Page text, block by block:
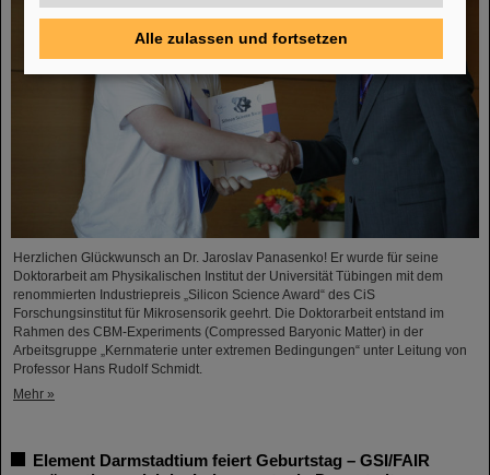
Herzlichen Glückwunsch an Dr. Jaroslav Panasenko! Er wurde für seine
Doktorarbeit am Physikalischen Institut der Universität Tübingen mit dem
renommierten Industriepreis „Silicon Science Award“ des CiS
Forschungsinstitut für Mikrosensorik geehrt. Die Doktorarbeit entstand im
Rahmen des CBM-Experiments (Compressed Baryonic Matter) in der
Arbeitsgruppe „Kernmaterie unter extremen Bedingungen“ unter Leitung von
Professor Hans Rudolf Schmidt.
Mehr »
Element Darmstadtium feiert Geburtstag – GSI/FAIR
Alle zulassen und fortsetzen